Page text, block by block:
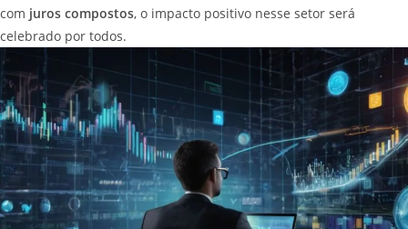
com juros compostos, o impacto positivo nesse setor será
celebrado por todos.